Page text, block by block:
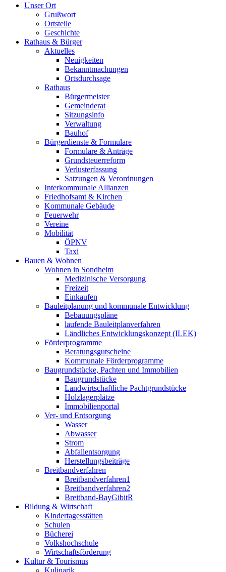
Unser Ort
Grußwort
Ortsteile
Geschichte
Rathaus & Bürger
Aktuelles
Neuigkeiten
Bekanntmachungen
Ortsdurchsage
Rathaus
Bürgermeister
Gemeinderat
Sitzungsinfo
Verwaltung
Bauhof
Bürgerdienste & Formulare
Formulare & Anträge
Grundsteuerreform
Verlusterfassung
Satzungen & Verordnungen
Interkommunale Allianzen
Friedhofsamt & Kirchen
Kommunale Gebäude
Feuerwehr
Vereine
Mobilität
ÖPNV
Taxi
Bauen & Wohnen
Wohnen in Sondheim
Medizinische Versorgung
Freizeit
Einkaufen
Bauleitplanung und kommunale Entwicklung
Bebauungspläne
laufende Bauleitplanverfahren
Ländliches Entwicklungskonzept (ILEK)
Förderprogramme
Beratungsgutscheine
Kommunale Förderprogramme
Baugrundstücke, Pachten und Immobilien
Baugrundstücke
Landwirtschaftliche Pachtgrundstücke
Holzlagerplätze
Immobilienportal
Ver- und Entsorgung
Wasser
Abwasser
Strom
Abfallentsorgung
Herstellungsbeiträge
Breitbandverfahren
Breitbandverfahren1
Breitbandverfahren2
Breitband-BayGibitR
Bildung & Wirtschaft
Kindertagesstätten
Schulen
Bücherei
Volkshochschule
Wirtschaftsförderung
Kultur & Tourismus
Kulinarik